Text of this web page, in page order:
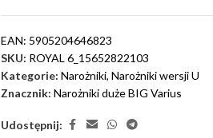
EAN: 5905204646823
SKU: ROYAL 6_15652822103
Kategorie: Narożniki, Narożniki wersji U
Znacznik: Narożniki duże BIG Varius
Udostępnij: